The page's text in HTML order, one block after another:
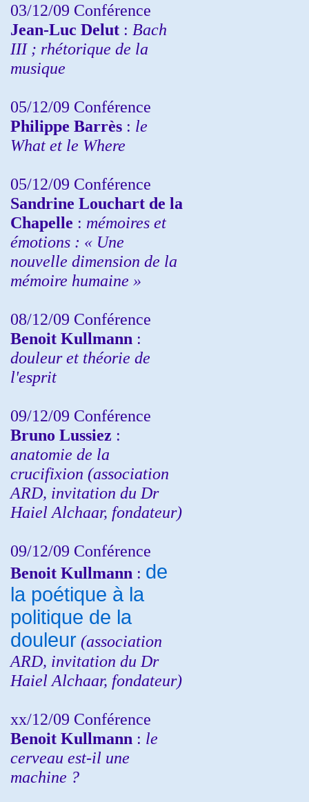
03/12/09 Conférence
Jean-Luc Delut : Bach
III ; rhétorique de la
musique
05/12/09 Conférence
Philippe Barrès : le
What et le Where
05/12/09 Conférence
Sandrine Louchart de la
Chapelle : mémoires et
émotions : « Une
nouvelle dimension de la
mémoire humaine »
08/12/09 Conférence
Benoit Kullmann :
douleur et théorie de
l'esprit
09/12/09 Conférence
Bruno Lussiez :
anatomie de la
crucifixion (association
ARD, invitation du Dr
Haiel Alchaar, fondateur)
09/12/09 Conférence
Benoit Kullmann : de
la poétique à la
politique de la
douleur (association
ARD, invitation du Dr
Haiel Alchaar, fondateur)
xx/12/09 Conférence
Benoit Kullmann : le
cerveau est-il une
machine ?